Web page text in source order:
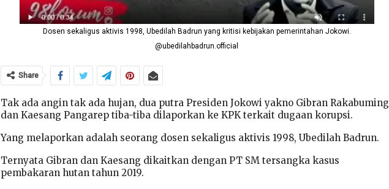
Dosen sekaligus aktivis 1998, Ubedilah Badrun yang kritisi kebijakan pemerintahan Jokowi.
@ubedilahbadrun.official
Share
Tak ada angin tak ada hujan, dua putra Presiden Jokowi yakno Gibran Rakabuming
dan Kaesang Pangarep tiba-tiba dilaporkan ke KPK terkait dugaan korupsi.
Yang melaporkan adalah seorang dosen sekaligus aktivis 1998, Ubedilah Badrun.
Ternyata Gibran dan Kaesang dikaitkan dengan PT SM tersangka kasus
pembakaran hutan tahun 2019.